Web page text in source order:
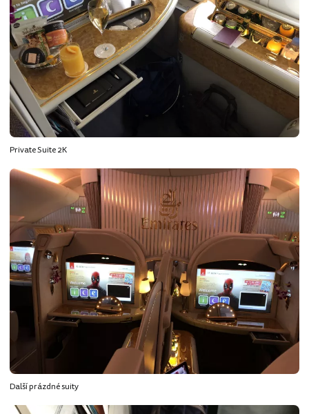
Private Suite 2K
Další prázdné suity